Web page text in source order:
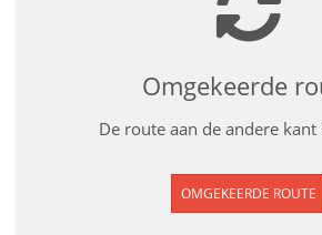
Omgekeerde
De route aan de andere kant
OMGEKEERDE ROUTE